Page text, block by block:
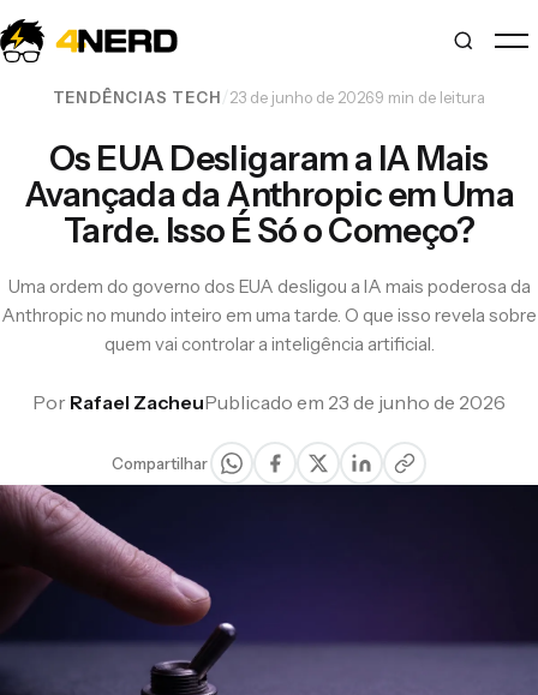
TENDÊNCIAS TECH /23 de junho de 2026·9 min de leitura
Os EUA Desligaram a IA Mais
Avançada da Anthropic em Uma
Tarde. Isso É Só o Começo?
Uma ordem do governo dos EUA desligou a IA mais poderosa da
Anthropic no mundo inteiro em uma tarde. O que isso revela sobre
quem vai controlar a inteligência artificial.
Por Rafael ZacheuPublicado em 23 de junho de 2026
Compartilhar